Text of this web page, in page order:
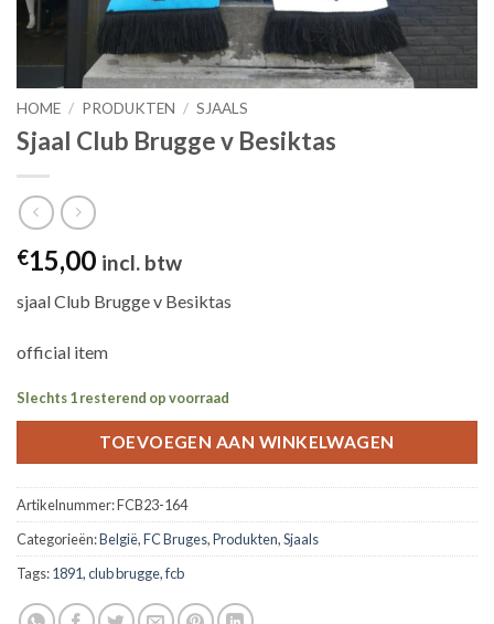
HOME / PRODUKTEN / SJAALS
Sjaal Club Brugge v Besiktas
€15,00 incl. btw
sjaal Club Brugge v Besiktas
official item
Slechts 1 resterend op voorraad
TOEVOEGEN AAN WINKELWAGEN
Artikelnummer:FCB23-164
Categorieën:België,FC Bruges,Produkten,Sjaals
Tags:1891,club brugge,fcb